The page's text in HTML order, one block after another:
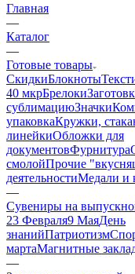
Главная
—
Каталог
—
Готовые товары
СкидкиБлокноты
40 мкрБрелоки
сублимациюЗначки
упаковкаКружки,
линейкиОбложки для
документовФурнитура
смолойПрочие
деятельностиМедали и
—
Сувениры на
23 Февраля9 МаяДень
знанийПатриотизм
мартаМагнитные
—